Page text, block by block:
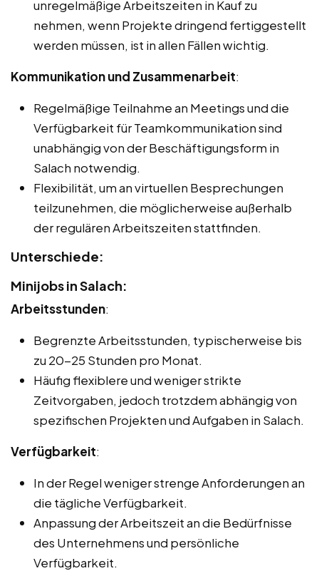
unregelmäßige Arbeitszeiten in Kauf zu
nehmen, wenn Projekte dringend fertiggestellt
werden müssen, ist in allen Fällen wichtig.
Kommunikation und Zusammenarbeit:
Regelmäßige Teilnahme an Meetings und die
Verfügbarkeit für Teamkommunikation sind
unabhängig von der Beschäftigungsform in
Salach notwendig.
Flexibilität, um an virtuellen Besprechungen
teilzunehmen, die möglicherweise außerhalb
der regulären Arbeitszeiten stattfinden.
Unterschiede:
Minijobs in Salach:
Arbeitsstunden:
Begrenzte Arbeitsstunden, typischerweise bis
zu 20-25 Stunden pro Monat.
Häufig flexiblere und weniger strikte
Zeitvorgaben, jedoch trotzdem abhängig von
spezifischen Projekten und Aufgaben in Salach.
Verfügbarkeit:
In der Regel weniger strenge Anforderungen an
die tägliche Verfügbarkeit.
Anpassung der Arbeitszeit an die Bedürfnisse
des Unternehmens und persönliche
Verfügbarkeit.